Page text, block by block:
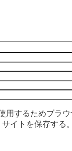
用するためブラ
イトを保存する。